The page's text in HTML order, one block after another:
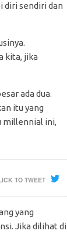
diri sendiri dan
kita, jika
ada dua.
itu yang
millennial ini,
TO TWEET
yang
Jika dilihat di